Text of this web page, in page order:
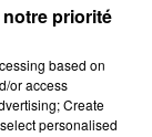
ET
avoir
trois mois
priorité
based on
or access
Create
personalised